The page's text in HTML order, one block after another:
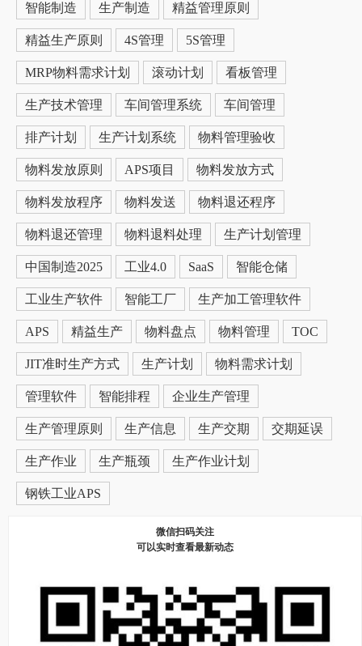
智能制造 生产制造 精益管理原则
精益生产原则 4S管理 5S管理
MRP物料需求计划 滚动计划 看板管理
生产技术管理 车间管理系统 车间管理
排产计划 生产计划系统 物料管理验收
物料发放原则 APS项目 物料发放方式
物料发放程序 物料发送 物料退还程序
物料退还管理 物料退料处理 生产计划管理
中国制造2025 工业4.0 SaaS 智能仓储
工业生产软件 智能工厂 生产加工管理软件
APS 精益生产 物料盘点 物料管理 TOC
JIT准时生产方式 生产计划 物料需求计划
管理软件 智能排程 企业生产管理
生产管理原则 生产信息 生产交期 交期延误
生产作业 生产瓶颈 生产作业计划
钢铁工业APS
微信扫码关注
可以实时查看最新动态